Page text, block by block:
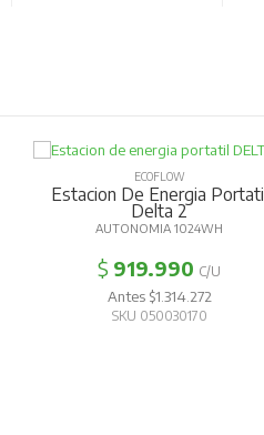
ECOFLOW
Estacion De Energia Portatil
Delta 2
AUTONOMIA 1024WH
$ 919.990 C/U
Antes $1.314.272
SKU 050030170